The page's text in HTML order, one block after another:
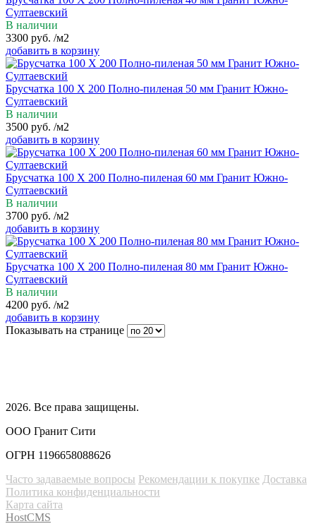
Султаевский
В наличии
3300 руб. /м2
добавить в корзину
Брусчатка 100 Х 200 Полно-пиленая 50 мм Гранит Южно-
Султаевский
В наличии
3500 руб. /м2
добавить в корзину
Брусчатка 100 Х 200 Полно-пиленая 60 мм Гранит Южно-
Султаевский
В наличии
3700 руб. /м2
добавить в корзину
Брусчатка 100 Х 200 Полно-пиленая 80 мм Гранит Южно-
Султаевский
В наличии
4200 руб. /м2
добавить в корзину
Показывать на странице
2026. Все права защищены.
ООО Гранит Сити
ОГРН 1196658088626
Часто задаваемые вопросы Рекомендации к покупке Доставка
Политика конфиденциальности
Карта сайта
HostCMS